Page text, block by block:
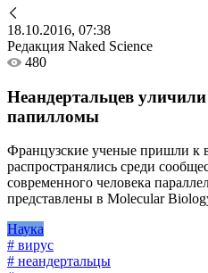
18.10.2016, 07:38
Редакция Naked Science
480
Неандертальцев
папилломы
Французские ученые пришли к
распространялись среди
современного человека
представлены в Molecular
Наука
# вирус
# неандертальцы